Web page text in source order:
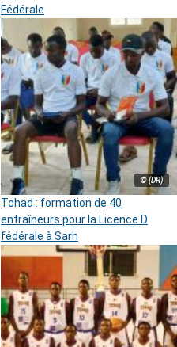
Fédérale
© (DR)
Tchad : formation de 40
entraîneurs pour la Licence D
fédérale à Sarh